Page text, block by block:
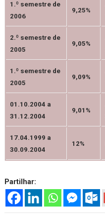
1.º semestre de
2006
9,25%
2.º semestre de
2005
9,05%
1.º semestre de
2005
9,09%
01.10.2004 a
31.12.2004
9,01%
17.04.1999 a
30.09.2004
12%
Partilhar: